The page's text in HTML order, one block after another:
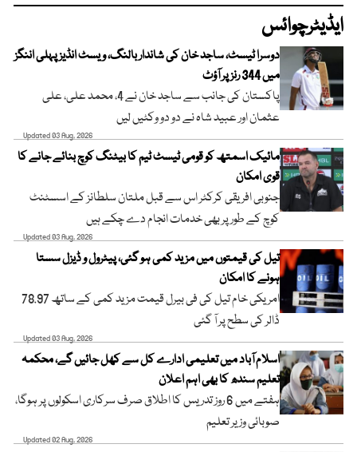
ایڈیٹرچوائس
دوسرا ٹیسٹ، ساجد خان کی شاندار بالنگ، ویسٹ انڈیز پہلی اننگز
میں 344 رنز پر آؤٹ
پاکستان کی جانب سے ساجد خان نے 4، محمد علی، علی
عثمان اور عبید شاہ نے دو دو وکٹیں لیں
Updated 03 Aug, 2026
مائیک اسمتھ کو قومی ٹیسٹ ٹیم کا بیٹنگ کوچ بنائے جانے کا
قوی امکان
جنوبی افریقی کرکٹر اس سے قبل ملتان سلطانز کے اسسٹنٹ
کوچ کے طور پر بھی خدمات انجام دے چکے ہیں
Updated 03 Aug, 2026
تیل کی قیمتوں میں مزید کمی ہو گئی، پیٹرول و ڈیزل سستا
ہونے کا امکان
امریکی خام تیل کی فی بیرل قیمت مزید کمی کے ساتھ 78.97
ڈالر کی سطح پر آ گئی
Updated 03 Aug, 2026
اسلام آباد میں تعلیمی ادارے کل سے کھل جائیں گے، محکمہ
تعلیم سندھ کا بھی اہم اعلان
ہفتے میں 6 روز تدریس کا اطلاق صرف سرکاری اسکولوں پر ہوگا،
صوبائی وزیر تعلیم
Updated 02 Aug, 2026